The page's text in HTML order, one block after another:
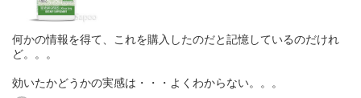
何かの情報を得て、これを購入したのだと記憶しているのだけれ
ど。。。
効いたかどうかの実感は・・・よくわからない。。。